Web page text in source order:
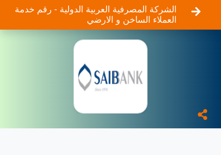
الشركة المصرفية العربية الدولية - رقم خدمة
العملاء الساخن و الارضي